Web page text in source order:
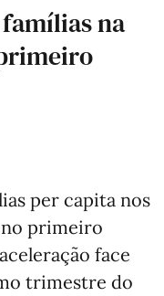
na
per capita nos
no primeiro
face
trimestre do